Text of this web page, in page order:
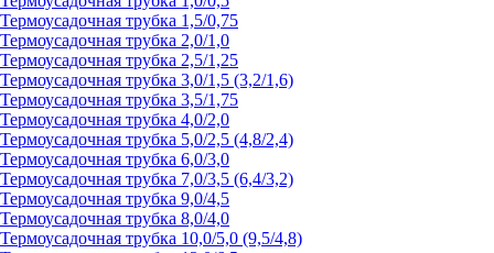
Термоусадочная трубка 1,5/0,75
Термоусадочная трубка 2,0/1,0
Термоусадочная трубка 2,5/1,25
Термоусадочная трубка 3,0/1,5 (3,2/1,6)
Термоусадочная трубка 3,5/1,75
Термоусадочная трубка 4,0/2,0
Термоусадочная трубка 5,0/2,5 (4,8/2,4)
Термоусадочная трубка 6,0/3,0
Термоусадочная трубка 7,0/3,5 (6,4/3,2)
Термоусадочная трубка 9,0/4,5
Термоусадочная трубка 8,0/4,0
Термоусадочная трубка 10,0/5,0 (9,5/4,8)